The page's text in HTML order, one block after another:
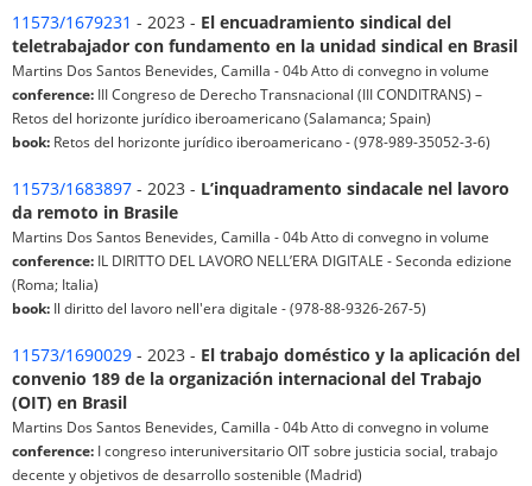
11573/1679231 - 2023 - El encuadramiento sindical del
teletrabajador con fundamento en la unidad sindical en Brasil
Martins Dos Santos Benevides, Camilla - 04b Atto di convegno in volume
conference: III Congreso de Derecho Transnacional (III CONDITRANS) –
Retos del horizonte jurídico iberoamericano (Salamanca; Spain)
book: Retos del horizonte jurídico iberoamericano - (978-989-35052-3-6)
11573/1683897 - 2023 - L’inquadramento sindacale nel lavoro
da remoto in Brasile
Martins Dos Santos Benevides, Camilla - 04b Atto di convegno in volume
conference: IL DIRITTO DEL LAVORO NELL’ERA DIGITALE - Seconda edizione
(Roma; Italia)
book: Il diritto del lavoro nell'era digitale - (978-88-9326-267-5)
11573/1690029 - 2023 - El trabajo doméstico y la aplicación del
convenio 189 de la organización internacional del Trabajo
(OIT) en Brasil
Martins Dos Santos Benevides, Camilla - 04b Atto di convegno in volume
conference: I congreso interuniversitario OIT sobre justicia social, trabajo
decente y objetivos de desarrollo sostenible (Madrid)